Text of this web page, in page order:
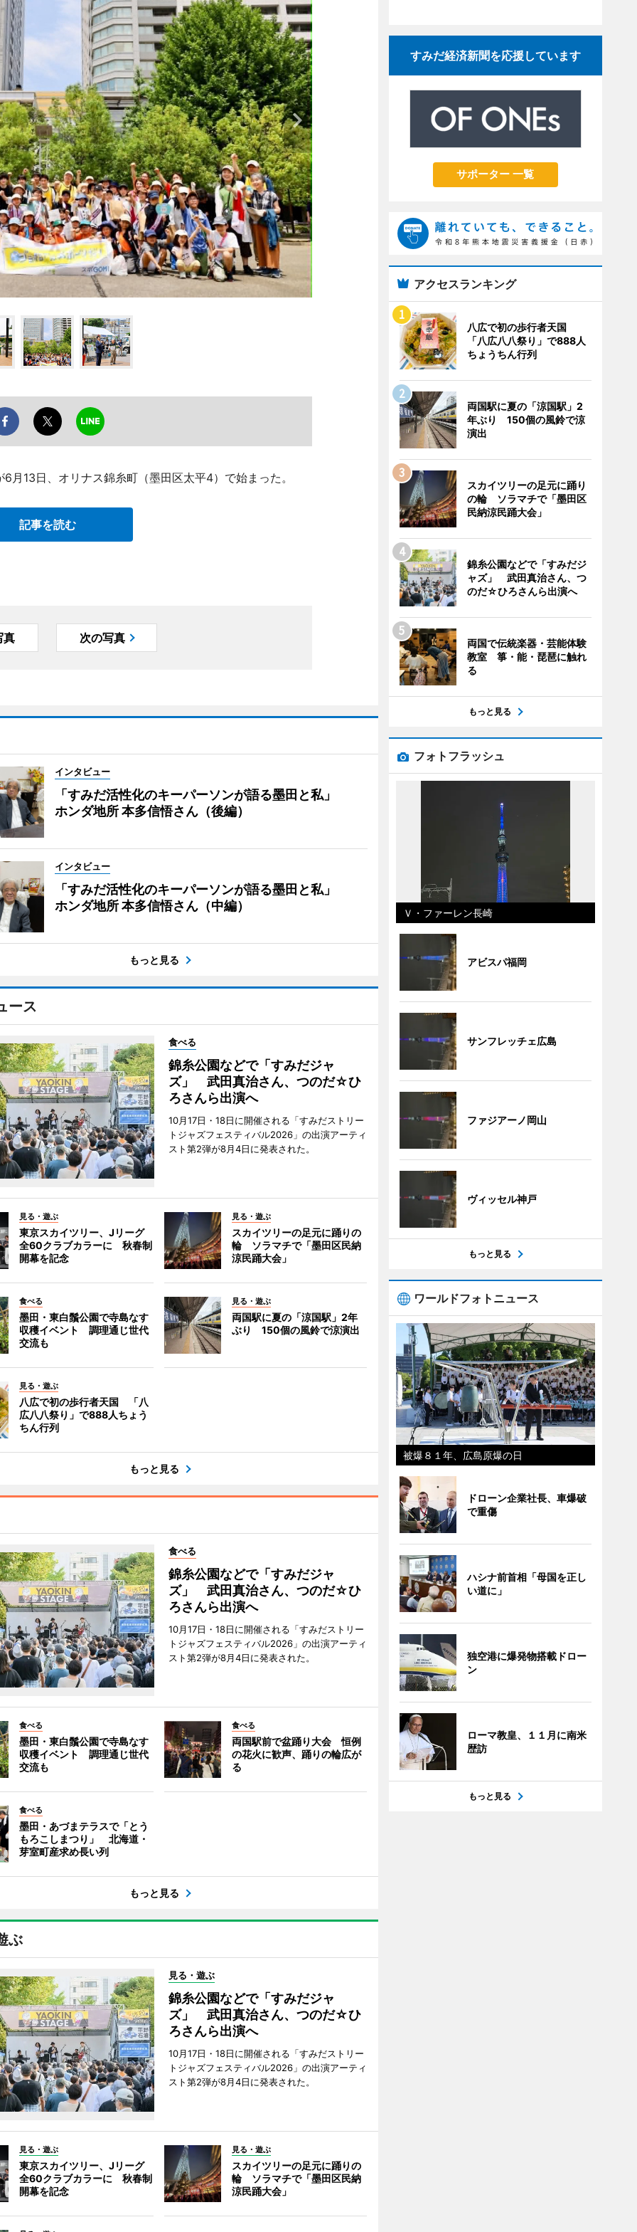
13日、オリナス錦糸町（墨田区太平4）で始まった。
記事を読む
真 次の写真
インタビュー
「すみだ活性化のキーパーソンが語る墨田と私」
ホンダ地所 本多信悟さん（後編）
インタビュー
「すみだ活性化のキーパーソンが語る墨田と私」
ホンダ地所 本多信悟さん（中編）
もっと見る
ース
食べる
錦糸公園などで「すみだジャ
ズ」 武田真治さん、つのだ☆ひ
ろさんら出演へ
10月17日・18日に開催される「すみだストリー
トジャズフェスティバル2026」の出演アーティ
スト第2弾が8月4日に発表された。
見る・遊ぶ
東京スカイツリー、Jリーグ
全60クラブカラーに 秋春制
開幕を記念
見る・遊ぶ
スカイツリーの足元に踊りの
輪 ソラマチで「墨田区民納
涼民踊大会」
食べる
墨田・東白鬚公園で寺島なす
収穫イベント 調理通じ世代
交流も
見る・遊ぶ
両国駅に夏の「涼国駅」2年
ぶり 150個の風鈴で涼演出
見る・遊ぶ
八広で初の歩行者天国 「八
広八八祭り」で888人ちょう
ちん行列
もっと見る
食べる
錦糸公園などで「すみだジャ
ズ」 武田真治さん、つのだ☆ひ
ろさんら出演へ
10月17日・18日に開催される「すみだストリー
トジャズフェスティバル2026」の出演アーティ
スト第2弾が8月4日に発表された。
食べる
墨田・東白鬚公園で寺島なす
収穫イベント 調理通じ世代
交流も
食べる
両国駅前で盆踊り大会 恒例
の花火に歓声、踊りの輪広が
る
食べる
墨田・あづまテラスで「とう
もろこしまつり」 北海道・
芽室町産求め長い列
もっと見る
ぶ
見る・遊ぶ
錦糸公園などで「すみだジャ
ズ」 武田真治さん、つのだ☆ひ
ろさんら出演へ
10月17日・18日に開催される「すみだストリー
トジャズフェスティバル2026」の出演アーティ
スト第2弾が8月4日に発表された。
見る・遊ぶ
東京スカイツリー、Jリーグ
全60クラブカラーに 秋春制
開幕を記念
見る・遊ぶ
スカイツリーの足元に踊りの
輪 ソラマチで「墨田区民納
涼民踊大会」
すみだ経済新聞を応援しています
サポーター 一覧
アクセスランキング
八広で初の歩行者天国
「八広八八祭り」で888人
ちょうちん行列
両国駅に夏の「涼国駅」2
年ぶり 150個の風鈴で涼
演出
スカイツリーの足元に踊り
の輪 ソラマチで「墨田区
民納涼民踊大会」
錦糸公園などで「すみだジ
ャズ」 武田真治さん、つ
のだ☆ひろさんら出演へ
両国で伝統楽器・芸能体験
教室 箏・能・琵琶に触れ
る
もっと見る
フォトフラッシュ
Ｖ・ファーレン長崎
アビスパ福岡
サンフレッチェ広島
ファジアーノ岡山
ヴィッセル神戸
もっと見る
ワールドフォトニュース
被爆８１年、広島原爆の日
ドローン企業社長、車爆破
で重傷
ハシナ前首相「母国を正し
い道に」
独空港に爆発物搭載ドロー
ン
ローマ教皇、１１月に南米
歴訪
もっと見る